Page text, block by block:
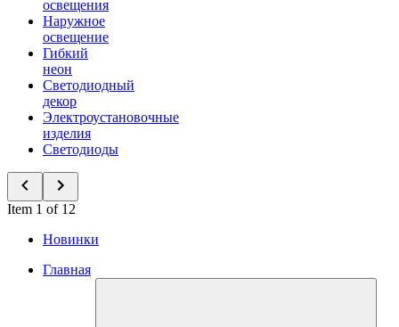
освещения
Наружное
освещение
Гибкий
неон
Светодиодный
декор
Электроустановочные
изделия
Светодиоды
Item 1 of 12
Новинки
Главная